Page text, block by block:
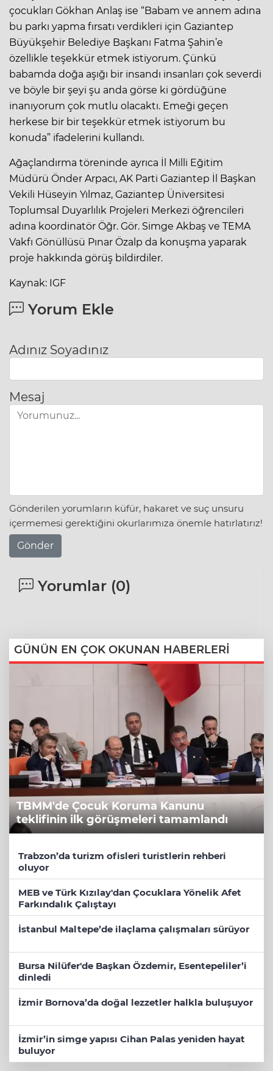
çocukları Gökhan Anlaş ise “Babam ve annem adına
bu parkı yapma fırsatı verdikleri için Gaziantep
Büyükşehir Belediye Başkanı Fatma Şahin’e
özellikle teşekkür etmek istiyorum. Çünkü
babamda doğa aşığı bir insandı insanları çok severdi
ve böyle bir şeyi şu anda görse ki gördüğüne
inanıyorum çok mutlu olacaktı. Emeği geçen
herkese bir bir teşekkür etmek istiyorum bu
konuda” ifadelerini kullandı.
Ağaçlandırma töreninde ayrıca İl Milli Eğitim
Müdürü Önder Arpacı, AK Parti Gaziantep İl Başkan
Vekili Hüseyin Yılmaz, Gaziantep Üniversitesi
Toplumsal Duyarlılık Projeleri Merkezi öğrencileri
adına koordinatör Öğr. Gör. Simge Akbaş ve TEMA
Vakfı Gönüllüsü Pınar Özalp da konuşma yaparak
proje hakkında görüş bildirdiler.
Kaynak: IGF
Yorum Ekle
Adınız Soyadınız
Mesaj
Gönderilen yorumların küfür, hakaret ve suç unsuru
içermemesi gerektiğini okurlarımıza önemle hatırlatırız!
Gönder
Yorumlar (0)
GÜNÜN EN ÇOK OKUNAN HABERLERİ
TBMM'de Çocuk Koruma Kanunu
teklifinin ilk görüşmeleri tamamlandı
Trabzon’da turizm ofisleri turistlerin rehberi
oluyor
MEB ve Türk Kızılay'dan Çocuklara Yönelik Afet
Farkındalık Çalıştayı
İstanbul Maltepe’de ilaçlama çalışmaları sürüyor
Bursa Nilüfer'de Başkan Özdemir, Esentepeliler’i
dinledi
İzmir Bornova’da doğal lezzetler halkla buluşuyor
İzmir’in simge yapısı Cihan Palas yeniden hayat
buluyor